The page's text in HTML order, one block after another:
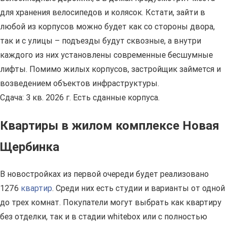
для хранения велосипедов и колясок. Кстати, зайти в
любой из корпусов можно будет как со стороны двора,
так и с улицы – подъезды будут сквозные, а внутри
каждого из них установлены современные бесшумные
лифты. Помимо жилых корпусов, застройщик займется и
возведением объектов инфраструктуры.
Сдача: 3 кв. 2026 г. Есть сданные корпуса.
Квартиры в жилом комплексе Новая
Щербинка
В новостройках из первой очереди будет реализовано
1276 квартир. Среди них есть студии и варианты от одной
до трех комнат. Покупатели могут выбрать как квартиру
без отделки, так и в стадии whitebox или с полностью